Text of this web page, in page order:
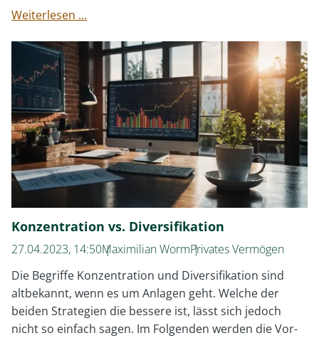
Weiterlesen …Steuer-
sind
Geheimwaffe
Konzentration vs. Diversifikation
27.04.2023, 14:50Maximilian WormPrivates Vermögen
Die Begriffe Konzentration und Diversifikation sind
altbekannt, wenn es um Anlagen geht. Welche der
beiden Strategien die bessere ist, lässt sich jedoch
nicht so einfach sagen. Im Folgenden werden die Vor-